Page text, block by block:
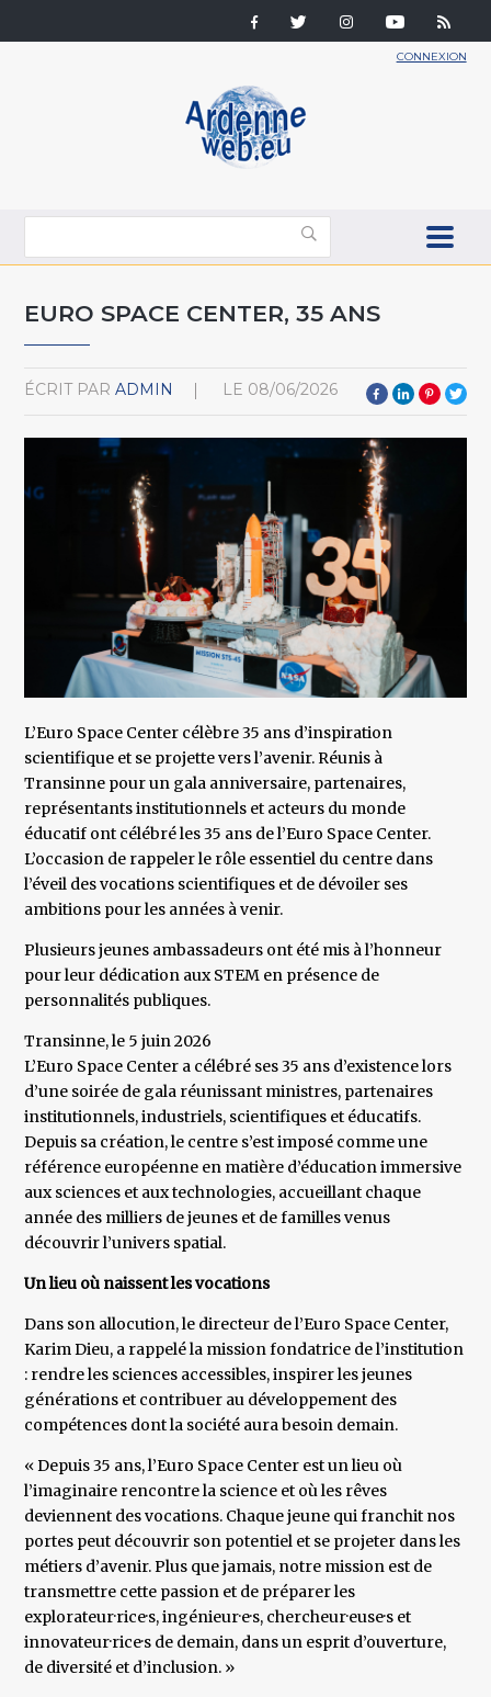
CONNEXION
EURO SPACE CENTER, 35 ANS
ÉCRIT PAR ADMIN LE 08/06/2026
L’Euro Space Center célèbre 35 ans d’inspiration
scientifique et se projette vers l’avenir. Réunis à
Transinne pour un gala anniversaire, partenaires,
représentants institutionnels et acteurs du monde
éducatif ont célébré les 35 ans de l’Euro Space Center.
L’occasion de rappeler le rôle essentiel du centre dans
l’éveil des vocations scientifiques et de dévoiler ses
ambitions pour les années à venir.
Plusieurs jeunes ambassadeurs ont été mis à l’honneur
pour leur dédication aux STEM en présence de
personnalités publiques.
Transinne, le 5 juin 2026
L’Euro Space Center a célébré ses 35 ans d’existence lors
d’une soirée de gala réunissant ministres, partenaires
institutionnels, industriels, scientifiques et éducatifs.
Depuis sa création, le centre s’est imposé comme une
référence européenne en matière d’éducation immersive
aux sciences et aux technologies, accueillant chaque
année des milliers de jeunes et de familles venus
découvrir l’univers spatial.
Un lieu où naissent les vocations
Dans son allocution, le directeur de l’Euro Space Center,
Karim Dieu, a rappelé la mission fondatrice de l’institution
: rendre les sciences accessibles, inspirer les jeunes
générations et contribuer au développement des
compétences dont la société aura besoin demain.
« Depuis 35 ans, l’Euro Space Center est un lieu où
l’imaginaire rencontre la science et où les rêves
deviennent des vocations. Chaque jeune qui franchit nos
portes peut découvrir son potentiel et se projeter dans les
métiers d’avenir. Plus que jamais, notre mission est de
transmettre cette passion et de préparer les
explorateur·rice·s, ingénieur·e·s, chercheur·euse·s et
innovateur·rice·s de demain, dans un esprit d’ouverture,
de diversité et d’inclusion. »